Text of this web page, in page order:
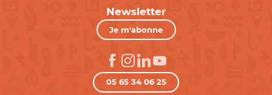
Newsletter
Je m'abonne
05 65 34 06 25